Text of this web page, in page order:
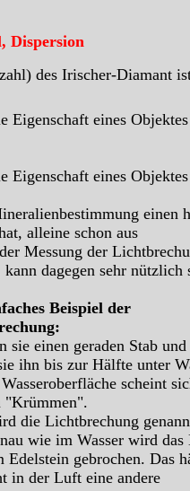
Dispersion
des Irischer-Diamant
Eigenschaft eines Objektes
Eigenschaft eines Objektes
einen
alleine schon aus
Messung der
dagegen sehr nützlich
Beispiel der
sie einen geraden Stab und
ihn bis zur Hälfte unter
scheint
"Krümmen".
die Lichtbrechung
wie im Wasser wird
Edelstein gebrochen. Das
in der Luft eine andere